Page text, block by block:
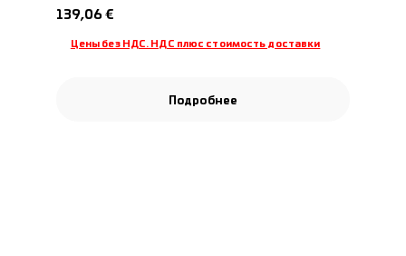
Обычная цена:
139,06 €
Цены без НДС. НДС плюс стоимость доставки
Подробнее